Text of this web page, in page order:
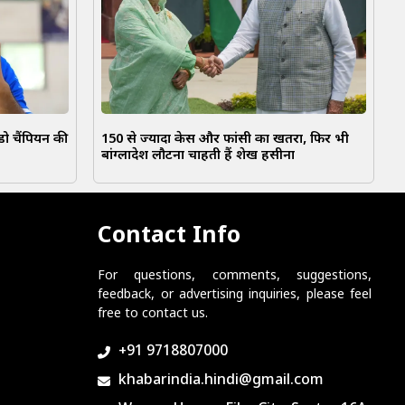
चैंपियन की
150 से ज्यादा केस और फांसी का खतरा, फिर भी
बांग्लादेश लौटना चाहती हैं शेख हसीना
Contact Info
For questions, comments, suggestions,
feedback, or advertising inquiries, please feel
free to contact us.
+91 9718807000
khabarindia.hindi@gmail.com